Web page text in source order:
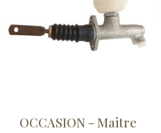
OCCASION - Maitre